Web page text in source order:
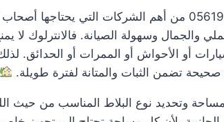
0561986146 من أهم الشركات التي
وسهولة الصيانة. فالانترلوك لا
أو الأحواش أو الممرات أو الحدائق.
تضمن الثبات والمتانة لفترة طويلة.
وتحديد نوع البلاط المناسب من حيث